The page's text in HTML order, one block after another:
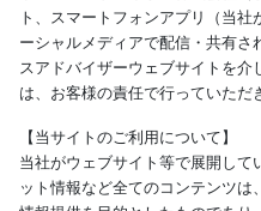
ト、スマートフォンアプリ（当
ーシャルメディアで配信・共有
スアドバイザーウェブサイトを
は、お客様の責任で行っていただ
【当サイトのご利用について】
当社がウェブサイト等で展開し
ット情報など全てのコンテンツ